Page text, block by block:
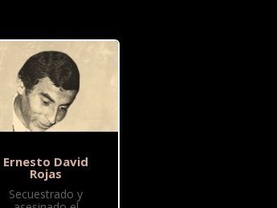
Ernesto David
Rojas
Secuestrado y